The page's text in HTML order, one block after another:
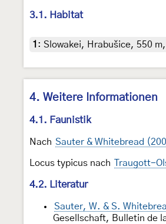
3.1. Habitat
1 : Slowakei, Hrabušice, 550
4. Weitere Informationen
4.1. Faunistik
Nach Sauter & Whitebread
Locus typicus nach Traugott-
4.2. Literatur
Sauter, W. & S.
Gesellschaft, Bulletin de